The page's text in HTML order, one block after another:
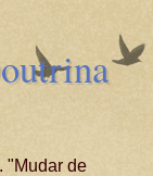
"Mudar de